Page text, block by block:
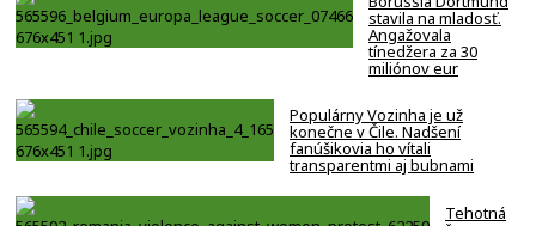
stavila na mladosť.
Angažovala
tínedžera za 30
miliónov eur
Populárny Vozinha je už
konečne v Čile. Nadšení
fanúšikovia ho vítali
transparentmi aj bubnami
Tehotná